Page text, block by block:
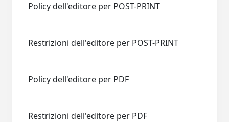
Policy dell'editore per POST-PRINT
Restrizioni dell'editore per POST-PRINT
Policy dell'editore per PDF
Restrizioni dell'editore per PDF